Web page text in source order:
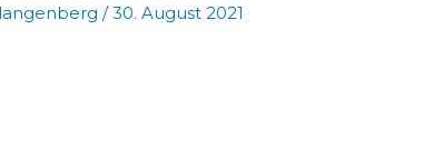
/30. August 2021